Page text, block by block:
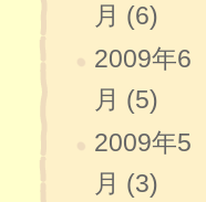
月 (6)
2009年6
月 (5)
2009年5
月 (3)